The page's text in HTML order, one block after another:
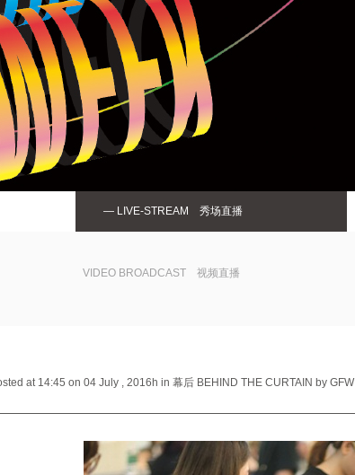
— LIVE-STREAM 秀场直播
VIDEO BROADCAST 视频直播
at 14:45 on 04 July , 2016h in 幕后 BEHIND THE CURTAIN by GFW